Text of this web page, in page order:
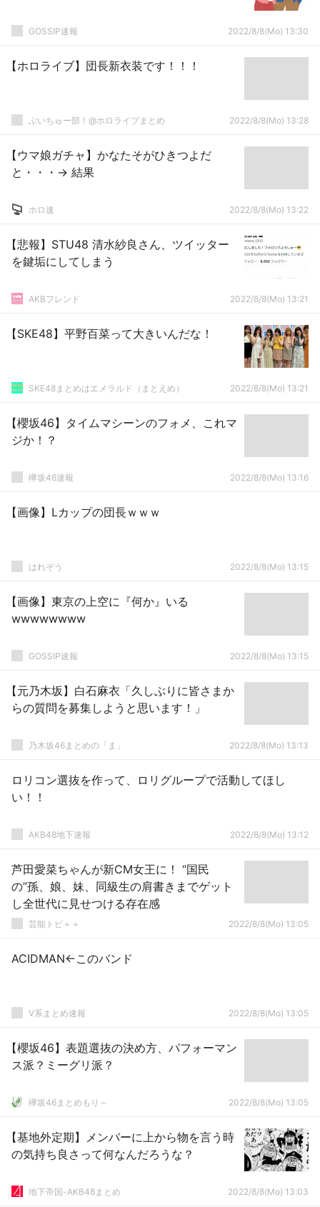
GOSSIP速報 2022/8/8(Mo) 13:30
【ホロライブ】団長新衣装です！！！
ぶいちゅー部！@ホロライブまとめ 2022/8/8(Mo) 13:28
【ウマ娘ガチャ】かなたそがひきつよだ
と・・・→ 結果
ホロ速 2022/8/8(Mo) 13:22
【悲報】STU48 清水紗良さん、ツイッター
を鍵垢にしてしまう
AKBフレンド 2022/8/8(Mo) 13:21
【SKE48】平野百菜って大きいんだな！
SKE48まとめはエメラルド（まとえめ） 2022/8/8(Mo) 13:21
【櫻坂46】タイムマシーンのフォメ、これマ
ジか！？
欅坂46速報 2022/8/8(Mo) 13:16
【画像】Lカップの団長ｗｗｗ
はれぞう 2022/8/8(Mo) 13:15
【画像】東京の上空に『何か』いる
wwwwwwww
GOSSIP速報 2022/8/8(Mo) 13:15
【元乃木坂】白石麻衣「久しぶりに皆さまか
らの質問を募集しようと思います！」
乃木坂46まとめの「ま」 2022/8/8(Mo) 13:13
ロリコン選抜を作って、ロリグループで活動してほし
い！！
AKB48地下速報 2022/8/8(Mo) 13:12
芦田愛菜ちゃんが新CM女王に！ “国民
の”孫、娘、妹、同級生の肩書きまでゲット
し全世代に見せつける存在感
芸能トピ＋＋ 2022/8/8(Mo) 13:05
ACIDMAN←このバンド
V系まとめ速報 2022/8/8(Mo) 13:05
【櫻坂46】表題選抜の決め方、パフォーマン
ス派？ミーグリ派？
欅坂46まとめもり～ 2022/8/8(Mo) 13:05
【基地外定期】メンバーに上から物を言う時
の気持ち良さって何なんだろうな？
地下帝国-AKB48まとめ 2022/8/8(Mo) 13:03